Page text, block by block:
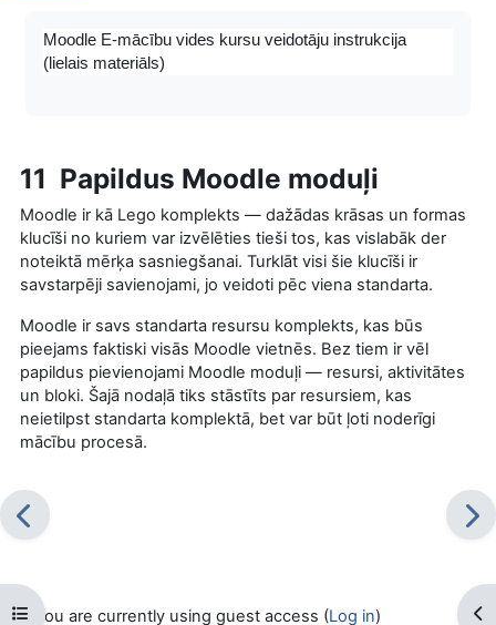
Open course index
Moodle E-mācību vides kursu veidotāju instrukcija
(lielais materiāls)
11 Papildus Moodle moduļi
Moodle ir kā Lego komplekts — dažādas krāsas un formas
klucīši no kuriem var izvēlēties tieši tos, kas vislabāk der
noteiktā mērķa sasniegšanai. Turklāt visi šie klucīši ir
savstarpēji savienojami, jo veidoti pēc viena standarta.
Moodle ir savs standarta resursu komplekts, kas būs
pieejams faktiski visās Moodle vietnēs. Bez tiem ir vēl
papildus pievienojami Moodle moduļi — resursi, aktivitātes
un bloki. Šajā nodaļā tiks stāstīts par resursiem, kas
neietilpst standarta komplektā, bet var būt ļoti noderīgi
mācību procesā.
You are currently using guest access (Log in)